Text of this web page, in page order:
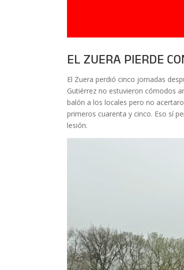
EL ZUERA PIERDE
El Zuera perdió cinco jornadas
Gutiérrez no estuvieron cómodos
balón a los locales pero no
primeros cuarenta y cinco. Eso sí
lesión.